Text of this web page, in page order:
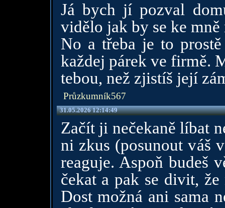
Já bych jí pozval
vidělo jak by se ke mně
No a třeba je to
každej párek ve firmě.
tebou, než zjistíš její
Průzkumník567
31.05.2026 12:14:49
Začít ji nečekaně líbat
ni zkus (posunout váš
reaguje. Aspoň budeš
čekat a pak se divit,
Dost možná ani sama